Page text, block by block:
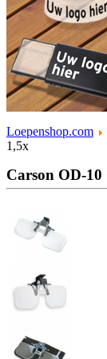
Loepenshop.com
1,5x
Carson OD-